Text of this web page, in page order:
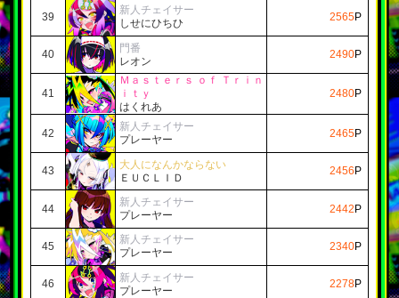
39
新人チェイサー
しせにひちひ
2565P
40
門番
レオン
2490P
41
Ｍａｓｔｅｒｓ ｏｆ
Ｔｒｉｎ
ｉｔｙ
はくれあ
2480P
42
新人チェイサー
プレーヤー
2465P
43
大人になんかならない
ＥＵＣＬＩＤ
2456 P
44
新人チェイサー
プレーヤー
2442P
45
新人チェイサー
プレーヤー
2340P
46
新人チェイサー
プレーヤー
2278P